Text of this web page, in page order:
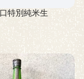
特別純米生